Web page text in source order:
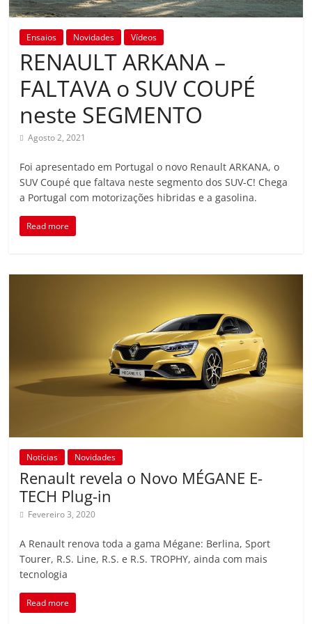
Ensaios Novidades Vídeos
RENAULT ARKANA –
FALTAVA o SUV COUPÉ
neste SEGMENTO
Agosto 2, 2021
Foi apresentado em Portugal o novo Renault ARKANA, o
SUV Coupé que faltava neste segmento dos SUV-C! Chega
a Portugal com motorizações hibridas e a gasolina.
Read more
Notícias Novidades
Renault revela o Novo MÉGANE E-
TECH Plug-in
Fevereiro 3, 2020
A Renault renova toda a gama Mégane: Berlina, Sport
Tourer, R.S. Line, R.S. e R.S. TROPHY, ainda com mais
tecnologia
Read more